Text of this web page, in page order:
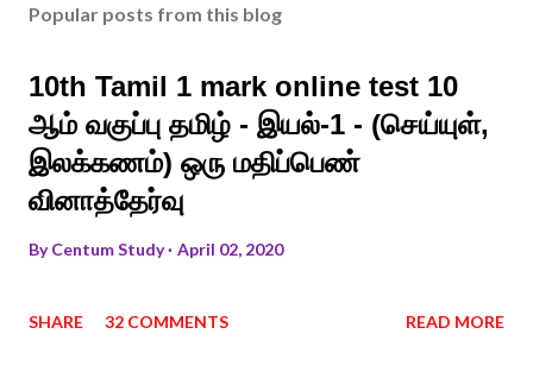
Popular posts from this blog
10th Tamil 1 mark online test 10
ஆம் வகுப்பு தமிழ் - இயல்-1 - (செய்யுள்,
இலக்கணம்) ஒரு மதிப்பெண்
வினாத்தேர்வு
ByCentum Study April 02, 2020
SHARE 32 COMMENTS READ MORE